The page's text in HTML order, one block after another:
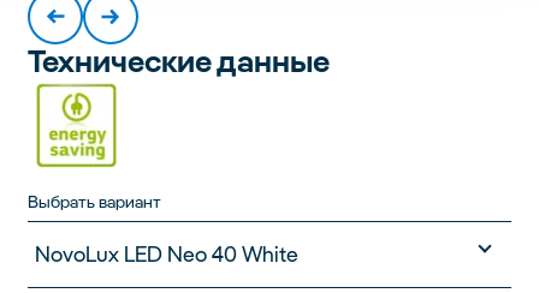
Технические данные
Выбрать вариант
NovoLux LED Neo 40 White